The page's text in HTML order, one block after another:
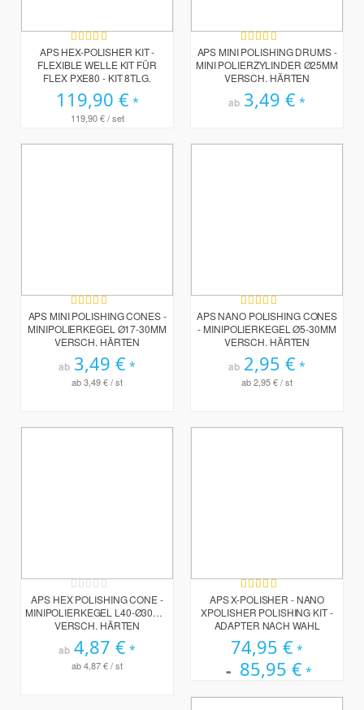
Bewertung:
98%
APS HEX-POLISHER KIT -
FLEXIBLE WELLE KIT FÜR
FLEX PXE80 - KIT 8TLG.
119,90 €
119,90 €/ set
Bewertung:
100%
APS MINI POLISHING DRUMS -
MINI POLIERZYLINDER Ø25MM
VERSCH. HÄRTEN
ab 3,49 €
Bewertung:
99%
APS MINI POLISHING CONES -
MINIPOLIERKEGEL Ø17-30MM
VERSCH. HÄRTEN
ab 3,49 €
ab3,49 €/ st
Bewertung:
98%
APS NANO POLISHING CONES
- MINIPOLIERKEGEL Ø5-30MM
VERSCH. HÄRTEN
ab 2,95 €
ab2,95 €/ st
Rating:
0%
APS HEX POLISHING CONE -
MINIPOLIERKEGEL L40-Ø30MM
VERSCH. HÄRTEN
ab 4,87 €
ab4,87 €/ st
Bewertung:
100%
APS X-POLISHER - NANO
XPOLISHER POLISHING KIT -
ADAPTER NACH WAHL
74,95 €
85,95 €